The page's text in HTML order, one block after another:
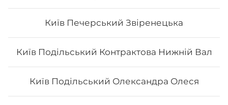
Київ Печерський Звіренецька
Київ Подільський Контрактова Нижній Вал
Київ Подільський Олександра Олеся
Вага: 260 г Склад: норі, рис, сир філа, тигрова
креветка, тобіко, сир тостовий, унагі соус
156₴